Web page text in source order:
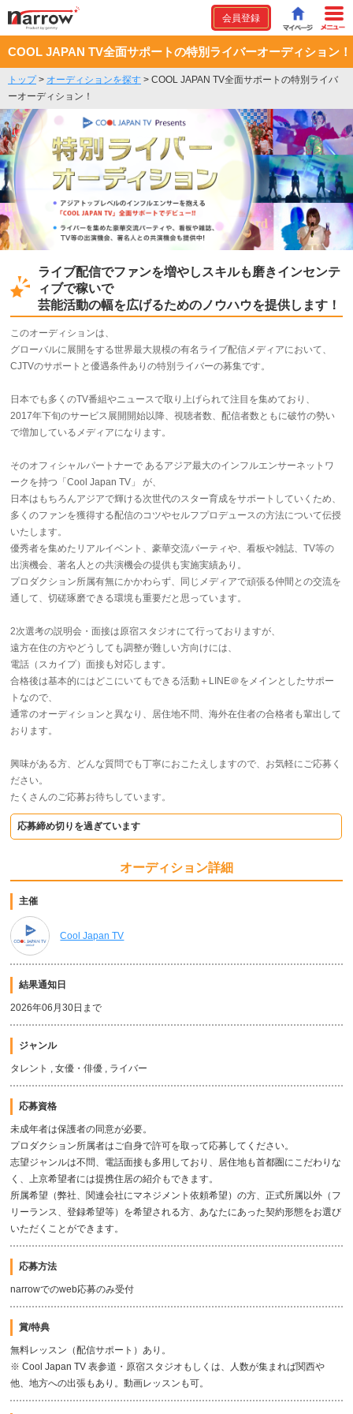
会員登録
COOL JAPAN TV全面サポートの特別ライバーオーディション！
トップ> オーディションを探す > COOL JAPAN TV全面サポートの特別ライバ
ーオーディション！
ライブ配信でファンを増やしスキルも磨きインセンテ
ィブで稼いで
芸能活動の幅を広げるためのノウハウを提供します！
このオーディションは、
グローバルに展開をする世界最大規模の有名ライブ配信メディアにおいて、
CJTVのサポートと優遇条件ありの特別ライバーの募集です。
日本でも多くのTV番組やニュースで取り上げられて注目を集めており、
2017年下旬のサービス展開開始以降、視聴者数、配信者数ともに破竹の勢い
で増加しているメディアになります。
そのオフィシャルパートナーで あるアジア最大のインフルエンサーネットワ
ークを持つ「Cool Japan TV」 が、
日本はもちろんアジアで輝ける次世代のスター育成をサポートしていくため、
多くのファンを獲得する配信のコツやセルフプロデュースの方法について伝授
いたします。
優秀者を集めたリアルイベント、豪華交流パーティや、看板や雑誌、TV等の
出演機会、著名人との共演機会の提供も実施実績あり。
プロダクション所属有無にかかわらず、同じメディアで頑張る仲間との交流を
通して、切磋琢磨できる環境も重要だと思っています。
2次選考の説明会・面接は原宿スタジオにて行っておりますが、
遠方在住の方やどうしても調整が難しい方向けには、
電話（スカイプ）面接も対応します。
合格後は基本的にはどこにいてもできる活動＋LINE＠をメインとしたサポー
トなので、
通常のオーディションと異なり、居住地不問、海外在住者の合格者も輩出して
おります。
興味がある方、どんな質問でも丁寧におこたえしますので、お気軽にご応募く
ださい。
たくさんのご応募お待ちしています。
応募締め切りを過ぎています
オーディション詳細
主催
Cool Japan TV
結果通知日
2026年06月30日まで
ジャンル
タレント , 女優・俳優 , ライバー
応募資格
未成年者は保護者の同意が必要。
プロダクション所属者はご自身で許可を取って応募してください。
志望ジャンルは不問、電話面接も多用しており、居住地も首都圏にこだわりな
く、上京希望者には提携住居の紹介もできます。
所属希望（弊社、関連会社にマネジメント依頼希望）の方、正式所属以外（フ
リーランス、登録希望等）を希望される方、あなたにあった契約形態をお選び
いただくことができます。
応募方法
narrowでのweb応募のみ受付
賞/特典
無料レッスン（配信サポート）あり。
※ Cool Japan TV 表参道・原宿スタジオもしくは、人数が集まれば関西や
他、地方への出張もあり。動画レッスンも可。